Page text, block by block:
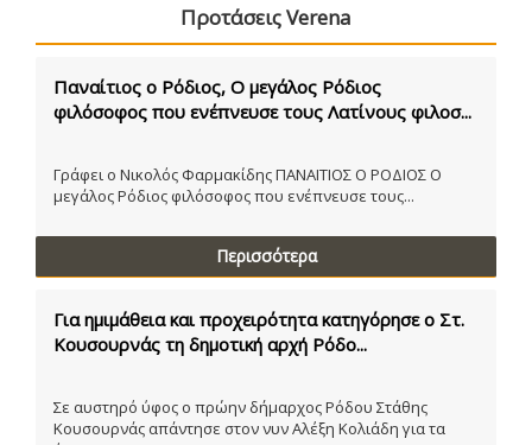
Προτάσεις Verena
Παναίτιος ο Ρόδιος, Ο μεγάλος Ρόδιος
φιλόσοφος που ενέπνευσε τους Λατίνους φιλοσ...
Γράφει ο Νικολός Φαρμακίδης ΠΑΝΑΙΤΙΟΣ Ο ΡΟΔΙΟΣ Ο
μεγάλος Ρόδιος φιλόσοφος που ενέπνευσε τους...
Περισσότερα
Για ημιμάθεια και προχειρότητα κατηγόρησε ο Στ.
Κουσουρνάς τη δημοτική αρχή Ρόδο...
Σε αυστηρό ύφος ο πρώην δήμαρχος Ρόδου Στάθης
Κουσουρνάς απάντησε στον νυν Αλέξη Κολιάδη για τα